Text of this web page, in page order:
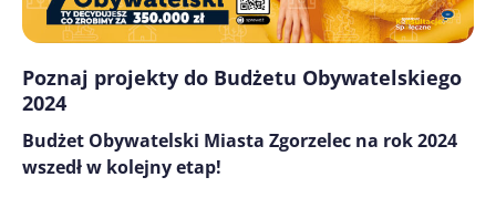
Poznaj projekty do Budżetu Obywatelskiego
2024
Budżet Obywatelski Miasta Zgorzelec na rok 2024
wszedł w kolejny etap!